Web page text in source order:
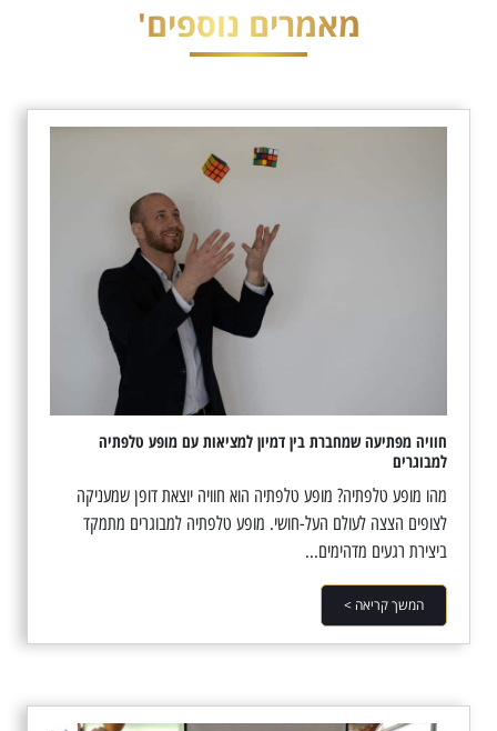
מאמרים נוספים'
חוויה מפתיעה שמחברת בין דמיון למציאות עם מופע טלפתיה
למבוגרים
מהו מופע טלפתיה? מופע טלפתיה הוא חוויה יוצאת דופן שמעניקה
לצופים הצצה לעולם העל-חושי. מופע טלפתיה למבוגרים מתמקד
ביצירת רגעים מדהימים...
המשך קריאה >